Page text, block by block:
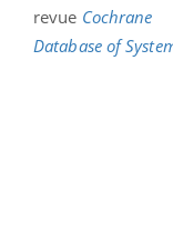
revue Cochrane
Database of